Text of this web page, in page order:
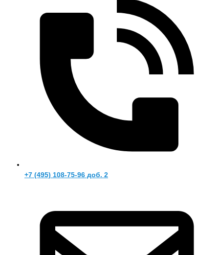
+7 (495) 108-75-96 доб. 2